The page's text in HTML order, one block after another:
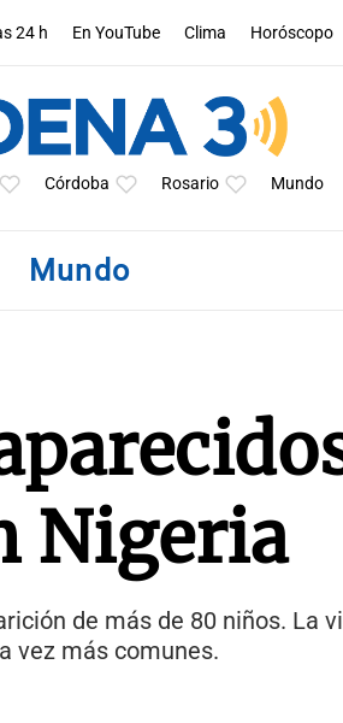
24 h En YouTube Clima Horóscopo
Córdoba Rosario Mundo
Mundo
Nigeria
de más de 80 niños. La
vez más comunes.